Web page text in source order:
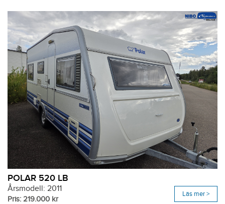
POLAR 520 LB
Årsmodell: 2011
Pris: 219.000 kr
Läs mer >